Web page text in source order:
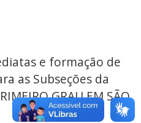
e formação de
as Subseções da
GRAU EM SÃO